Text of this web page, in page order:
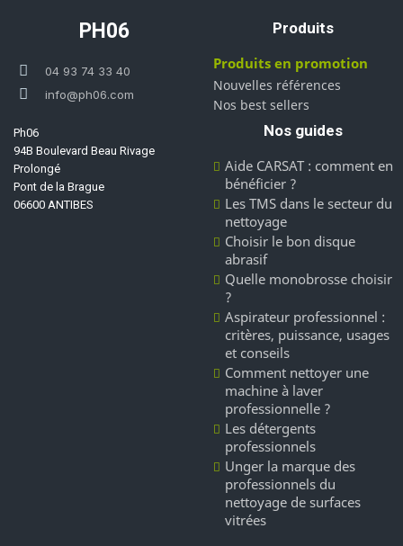
PH06
04 93 74 33 40
info@ph06.com
Ph06
94B Boulevard Beau Rivage
Prolongé
Pont de la Brague
06600 ANTIBES
Produits
Produits en promotion
Nouvelles références
Nos best sellers
Nos guides
Aide CARSAT : comment en
bénéficier ?
Les TMS dans le secteur du
nettoyage
Choisir le bon disque
abrasif
Quelle monobrosse choisir
?
Aspirateur professionnel :
critères, puissance, usages
et conseils
Comment nettoyer une
machine à laver
professionnelle ?
Les détergents
professionnels
Unger la marque des
professionnels du
nettoyage de surfaces
vitrées